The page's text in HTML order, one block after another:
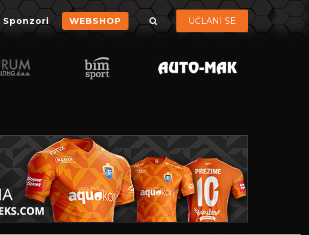
Sponzori WEBSHOP UČLANI SE